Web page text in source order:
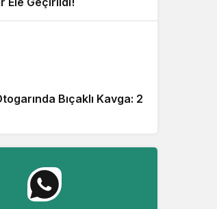
Bıçaklı Kavga: 2